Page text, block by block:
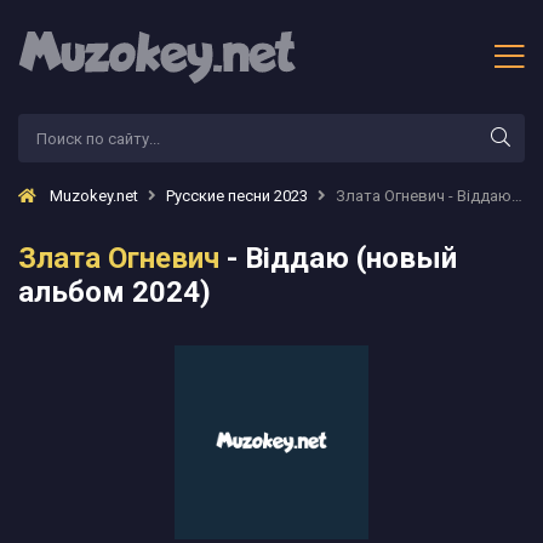
Muzokey.net Русские песни 2023 Злата Огневич - Віддаю (новый альбом 2024)
Злата Огневич - Віддаю (новый
альбом 2024)